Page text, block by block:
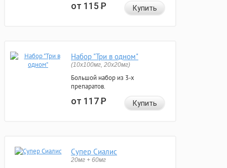
от 115Р Купить
Набор "Три в одном"
(10x100мг, 20x20мг)
Большой набор из 3-х
препаратов.
от 117Р Купить
Супер Сиалис
20мг + 60мг